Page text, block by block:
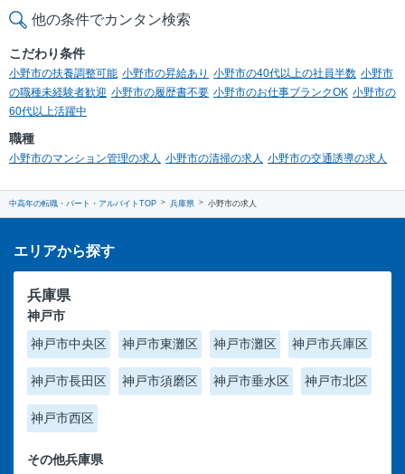
他の条件でカンタン検索
こだわり条件
小野市の扶養調整可能 小野市の昇給あり 小野市の40代以上の社員半数 小野市
の職種未経験者歓迎 小野市の履歴書不要 小野市のお仕事ブランクOK 小野市の
60代以上活躍中
職種
小野市のマンション管理の求人 小野市の清掃の求人 小野市の交通誘導の求人
中高年の転職・パート・アルバイトTOP 兵庫県 小野市の求人
エリアから探す
兵庫県
神戸市
神戸市中央区
神戸市東灘区 神戸市灘区 神戸市兵庫区
神戸市長田区 神戸市須磨区 神戸市垂水区 神戸市北区
神戸市西区
その他兵庫県